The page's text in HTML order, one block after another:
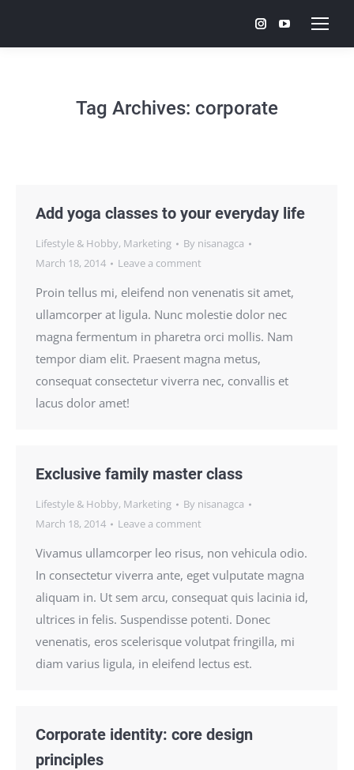
Instagram
new
YouTube
Tag Archives: corporate
Add yoga classes to your everyday life
Lifestyle & Hobby, Marketing By nisanagca
March 18, 2014
Leave a comment
Proin tellus mi, eleifend non venenatis sit amet,
ullamcorper at ligula. Nunc molestie dolor nec
magna fermentum in pharetra orci mollis. Nam
tempor diam elit. Praesent magna metus,
consequat consectetur viverra nec, convallis et
lacus dolor amet!
Exclusive family master class
Lifestyle & Hobby, Marketing By nisanagca
March 18, 2014
Leave a comment
Vivamus ullamcorper leo risus, non vehicula odio.
In consectetur viverra ante, eget vulputate magna
aliquam in. Ut sem arcu, consequat quis lacinia id,
ultrices in felis. Suspendisse potenti. Donec
venenatis, eros scelerisque volutpat fringilla, mi
diam varius ligula, in eleifend lectus est.
Corporate identity: core design
principles